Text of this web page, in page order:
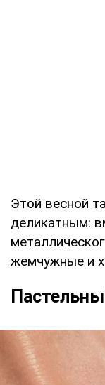
Этой весной
деликатным:
жемчужные и